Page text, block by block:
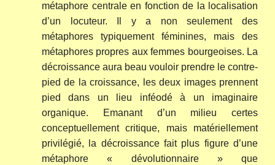
métaphore centrale en fonction de la localisation
d’un locuteur. Il y a non seulement des
métaphores typiquement féminines, mais des
métaphores propres aux femmes bourgeoises. La
décroissance aura beau vouloir prendre le contre-
pied de la croissance, les deux images prennent
pied dans un lieu inféodé à un imaginaire
organique. Emanant d’un milieu certes
conceptuellement critique, mais matériellement
privilégié, la décroissance fait plus figure d’une
métaphore « dévolutionnaire » que